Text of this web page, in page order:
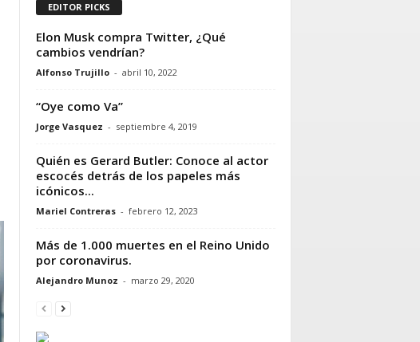
EDITOR PICKS
Elon Musk compra Twitter, ¿Qué
cambios vendrían?
Alfonso Trujillo - abril 10, 2022
“Oye como Va”
Jorge Vasquez - septiembre 4, 2019
Quién es Gerard Butler: Conoce al actor
escocés detrás de los papeles más
icónicos...
Mariel Contreras - febrero 12, 2023
Más de 1.000 muertes en el Reino Unido
por coronavirus.
Alejandro Munoz - marzo 29, 2020